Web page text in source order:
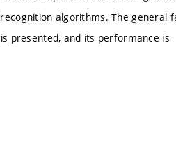
algorithms. The general
presented, and its performance is